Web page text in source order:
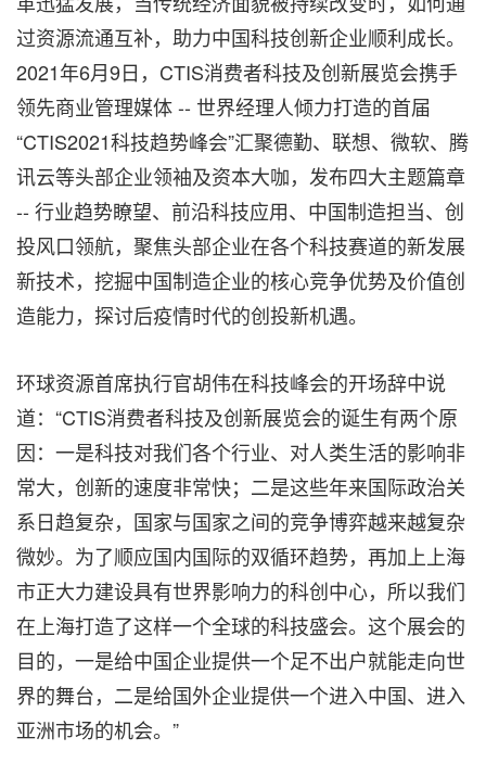
过资源流通互补，助力中国科技创新企业顺利成长。
2021年6月9日，CTIS消费者科技及创新展览会携手
领先商业管理媒体 -- 世界经理人倾力打造的首届
“CTIS2021科技趋势峰会”汇聚德勤、联想、微软、腾
讯云等头部企业领袖及资本大咖，发布四大主题篇章
-- 行业趋势瞭望、前沿科技应用、中国制造担当、创
投风口领航，聚焦头部企业在各个科技赛道的新发展
新技术，挖掘中国制造企业的核心竞争优势及价值创
造能力，探讨后疫情时代的创投新机遇。
环球资源首席执行官胡伟在科技峰会的开场辞中说
道：“CTIS消费者科技及创新展览会的诞生有两个原
因：一是科技对我们各个行业、对人类生活的影响非
常大，创新的速度非常快；二是这些年来国际政治关
系日趋复杂，国家与国家之间的竞争博弈越来越复杂
微妙。为了顺应国内国际的双循环趋势，再加上上海
市正大力建设具有世界影响力的科创中心，所以我们
在上海打造了这样一个全球的科技盛会。这个展会的
目的，一是给中国企业提供一个足不出户就能走向世
界的舞台，二是给国外企业提供一个进入中国、进入
亚洲市场的机会。”